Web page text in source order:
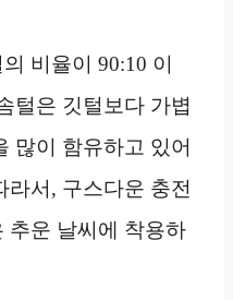
비율이 90:10 이
털은 깃털보다 가볍
많이 함유하고 있어
라서, 구스다운 충전
추운 날씨에 착용하